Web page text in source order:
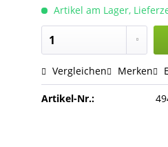
Artikel am Lager,
Vergleichen Merken
Artikel-Nr.: